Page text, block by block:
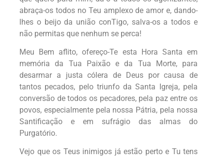
abraça-os todos no Teu amplexo de amor e, dando-
lhes o beijo da união conTigo, salva-os a todos e
não permitas que nenhum se perca!
Meu Bem aflito, ofereço-Te esta Hora Santa em
memória da Tua Paixão e da Tua Morte, para
desarmar a justa cólera de Deus por causa de
tantos pecados, pelo triunfo da Santa Igreja, pela
conversão de todos os pecadores, pela paz entre os
povos, especialmente pela nossa Pátria, pela nossa
Santificação e em sufrágio das almas do
Purgatório.
Vejo que os Teus inimigos já estão perto e Tu tens